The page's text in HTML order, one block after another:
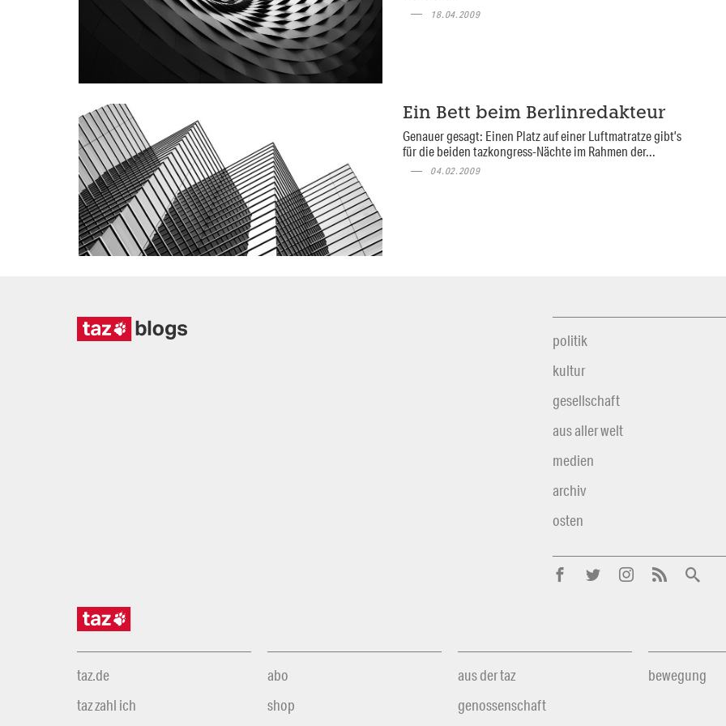
18.04.2009
Ein Bett beim Berlinredakteur
Genauer gesagt: Einen Platz auf einer Luftmatratze gibt’s
für die beiden tazkongress-Nächte im Rahmen der...
04.02.2009
politik
kultur
gesellschaft
aus aller welt
medien
archiv
osten
taz.de
taz zahl ich
abo
shop
aus der taz
genossenschaft
bewegung